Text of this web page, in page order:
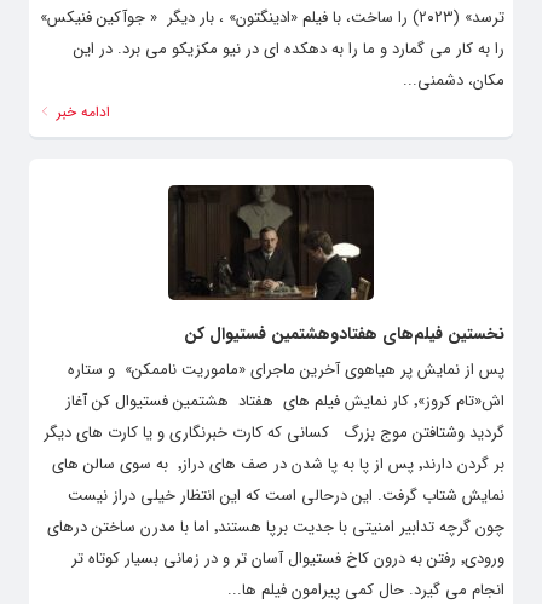
ترسد» (۲۰۲۳) را ساخت، با فیلم «ادینگتون» ، بار دیگر « جوآکین فنیکس»
را به کار می گمارد و ما را به دهکده ای در نیو مکزیکو می برد. در این
مکان، دشمنی...
ادامه خبر
نخستین فیلم‌های هفتادوهشتمین فستیوال کن
پس از نمایش پر هیاهوی آخرین ماجرای «ماموریت ناممکن» و ‌ستاره
اش«تام کروز»٬ کار نمایش فیلم های هفتاد هشتمین فستیوال کن آغاز
گردید وشتافتن موج بزرگ کسانی که کارت خبرنگاری و یا کارت های دیگر
بر گردن دارند٬ پس از پا به پا شدن در صف های دراز٬ به سوی سالن های
نمایش شتاب گرفت. این درحالی است که این انتظار خیلی دراز نیست
چون گرچه تدابیر امنیتی با جدیت برپا هستند٬ اما با مدرن ساختن درهای
ورودی٬ رفتن به درون کاخ فستیوال آسان تر و در زمانی بسیار کوتاه تر
انجام می گیرد. حال کمی پیرامون فیلم ها...